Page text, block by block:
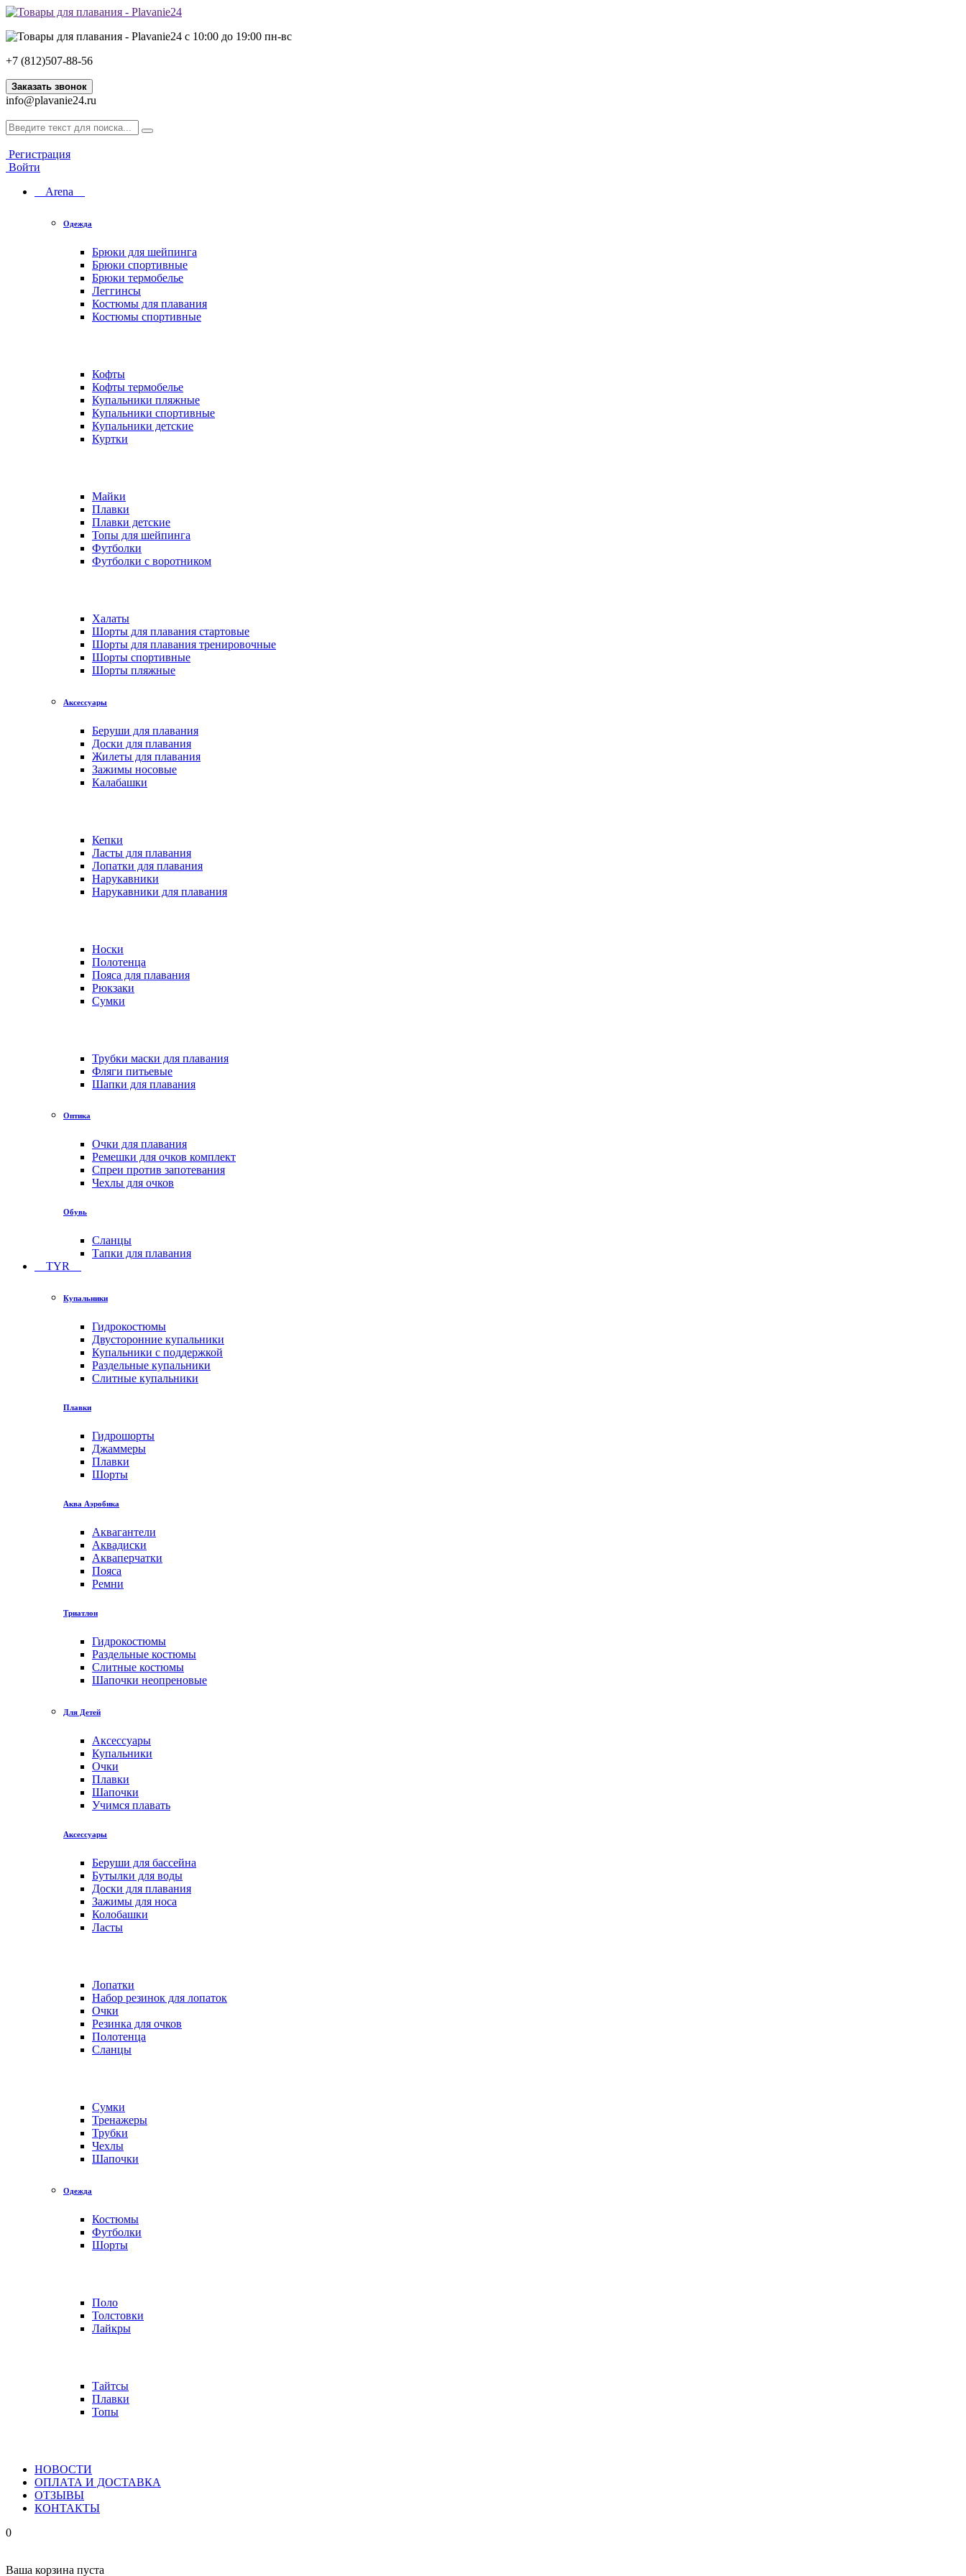
с 10:00 до 19:00 пн-вс
+7 (812)507-88-56
Заказать звонок
info@plavanie24.ru
Регистрация
Войти
Arena
Одежда
Брюки для шейпинга
Брюки спортивные
Брюки термобелье
Леггинсы
Костюмы для плавания
Костюмы спортивные
Кофты
Кофты термобелье
Купальники пляжные
Купальники спортивные
Купальники детские
Куртки
Майки
Плавки
Плавки детские
Топы для шейпинга
Футболки
Футболки с воротником
Халаты
Шорты для плавания стартовые
Шорты для плавания тренировочные
Шорты спортивные
Шорты пляжные
Аксессуары
Беруши для плавания
Доски для плавания
Жилеты для плавания
Зажимы носовые
Калабашки
Кепки
Ласты для плавания
Лопатки для плавания
Нарукавники
Нарукавники для плавания
Носки
Полотенца
Пояса для плавания
Рюкзаки
Сумки
Трубки маски для плавания
Фляги питьевые
Шапки для плавания
Оптика
Очки для плавания
Ремешки для очков комплект
Спреи против запотевания
Чехлы для очков
Обувь
Сланцы
Тапки для плавания
TYR
Купальники
Гидрокостюмы
Двусторонние купальники
Купальники с поддержкой
Раздельные купальники
Слитные купальники
Плавки
Гидрошорты
Джаммеры
Плавки
Шорты
Аква Аэробика
Аквагантели
Аквадиски
Акваперчатки
Пояса
Ремни
Триатлон
Гидрокостюмы
Раздельные костюмы
Слитные костюмы
Шапочки неопреновые
Для Детей
Аксессуары
Купальники
Очки
Плавки
Шапочки
Учимся плавать
Аксессуары
Беруши для бассейна
Бутылки для воды
Доски для плавания
Зажимы для носа
Колобашки
Ласты
Лопатки
Набор резинок для лопаток
Очки
Резинка для очков
Полотенца
Сланцы
Сумки
Тренажеры
Трубки
Чехлы
Шапочки
Одежда
Костюмы
Футболки
Шорты
Поло
Толстовки
Лайкры
Тайтсы
Плавки
Топы
НОВОСТИ
ОПЛАТА И ДОСТАВКА
ОТЗЫВЫ
КОНТАКТЫ
0
Ваша корзина пуста